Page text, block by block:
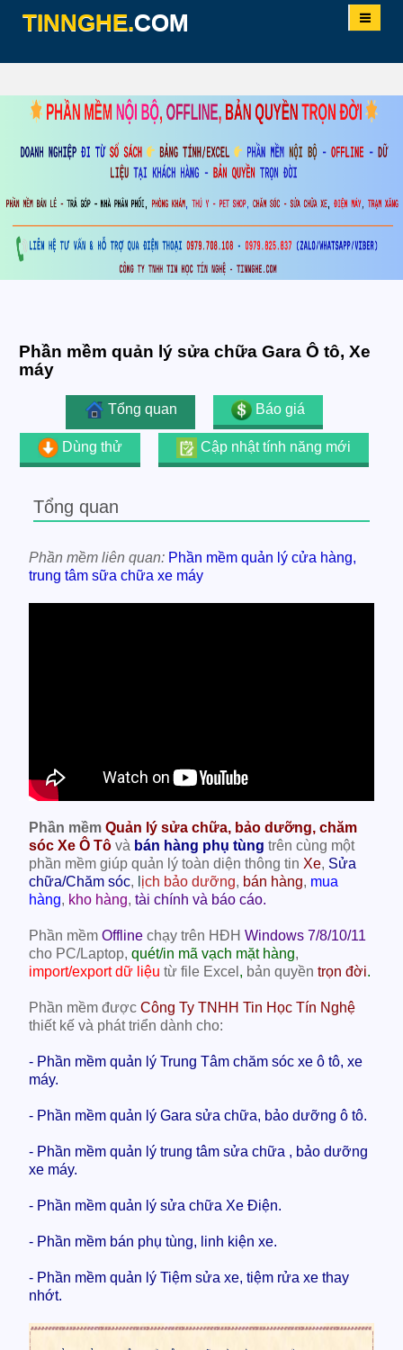
TINNGHE.COM
GIỚI THIỆU
LIÊN HỆ
Phần mềm quản lý sửa chữa Gara Ô tô, Xe
máy
Tổng quan Báo giá
Dùng thử Cập nhật tính năng mới
Tổng quan
Phần mềm liên quan: Phần mềm quản lý cửa hàng,
trung tâm sữa chữa xe máy
Phần mềm Quản lý sửa chữa, bảo dưỡng, chăm
sóc Xe Ô Tô và bán hàng phụ tùng trên cùng một
phần mềm giúp quản lý toàn diện thông tin Xe, Sửa
chữa/Chăm sóc, ịch bảo dưỡng, bán hàng, mua
hàng, kho hàng, tài chính và báo cáo.
Phần mềm Offline chạy trên HĐH Windows 7/8/10/11
cho PC/Laptop, quét/in mã vạch mặt hàng,
import/export dữ liệu từ file Excel , bản quyền trọn đời.
Phần mềm được Công Ty TNHH Tin Học Tín Nghệ
thiết kế và phát triển dành cho:
- Phần mềm quản lý Trung Tâm chăm sóc xe ô tô, xe
máy.
- Phần mềm quản lý Gara sửa chữa, bảo dưỡng ô tô.
- Phần mềm quản lý trung tâm sửa chữa , bảo dưỡng
xe máy.
- Phần mềm quản lý sửa chữa Xe Điện.
- Phần mềm bán phụ tùng, linh kiện xe.
- Phần mềm quản lý Tiệm sửa xe, tiệm rửa xe thay
nhớt.